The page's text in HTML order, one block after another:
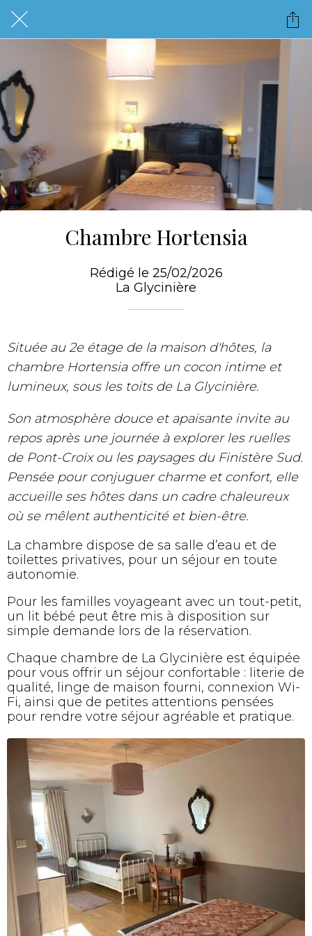
Chambre Hortensia
Rédigé le 25/02/2026
La Glycinière
Située au 2e étage de la maison d'hôtes, la
chambre Hortensia offre un cocon intime et
lumineux, sous les toits de La Glycinière.
Son atmosphère douce et apaisante invite au
repos après une journée à explorer les ruelles
de Pont-Croix ou les paysages du Finistère Sud.
Pensée pour conjuguer charme et confort, elle
accueille ses hôtes dans un cadre chaleureux
où se mêlent authenticité et bien-être.
La chambre dispose de sa salle d’eau et de
toilettes privatives, pour un séjour en toute
autonomie.
Pour les familles voyageant avec un tout-petit,
un lit bébé peut être mis à disposition sur
simple demande lors de la réservation.
Chaque chambre de La Glycinière est équipée
pour vous offrir un séjour confortable : literie de
qualité, linge de maison fourni, connexion Wi-
Fi, ainsi que de petites attentions pensées
pour rendre votre séjour agréable et pratique.